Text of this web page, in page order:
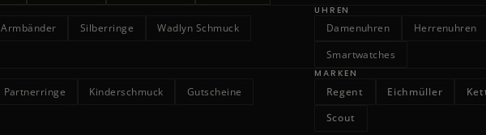
Armbänder Silberringe Wadlyn Schmuck
UHREN
Damenuhren Herrenuhren
Smartwatches
Partnerringe Kinderschmuck
Gutscheine
MARKEN
Regent Eichmüller
Scout